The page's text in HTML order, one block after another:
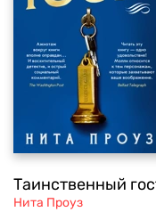
Таинственный
Нита Проуз